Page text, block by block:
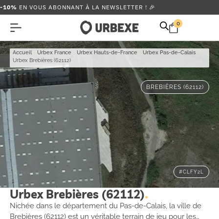
-10% EN VOUS ABONNANT À LA NEWSLETTER ! 🎉
0
Accueil - Urbex France - Urbex Hauts-de-France - Urbex Pas-de-Calais -
Urbex Brebières (62112)
BREBIÈRES (62112)
#CLFY2L
Urbex Brebières (62112)
Nichée dans le département du Pas-de-Calais, la ville de
Brebières (62112) est un véritable terrain de jeu pour les